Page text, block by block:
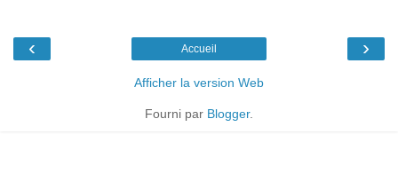
‹ ›
Accueil
Afficher la version Web
Fourni par Blogger.